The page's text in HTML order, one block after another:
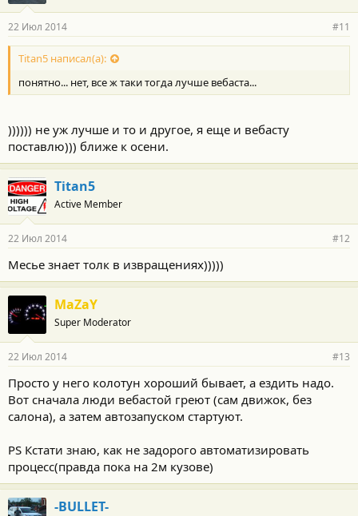
22 Июл 2014 #11
Titan5 написал(а):
понятно... нет, все ж таки тогда лучше вебаста...
)))))) не уж лучше и то и другое, я еще и вебасту
поставлю))) ближе к осени.
Titan5
Active Member
22 Июл 2014 #12
Месье знает толк в извращениях)))))
MaZaY
Super Moderator
22 Июл 2014 #13
Просто у него колотун хороший бывает, а ездить надо.
Вот сначала люди вебастой греют (сам движок, без
салона), а затем автозапуском стартуют.
PS Кстати знаю, как не задорого автоматизировать
процесс(правда пока на 2м кузове)
-BULLET-